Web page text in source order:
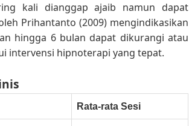
kali dianggap ajaib namun dapat
Prihantanto (2009) mengindikasikan
hingga 6 bulan dapat dikurangi atau
intervensi hipnoterapi yang tepat.
Rata-rata Sesi